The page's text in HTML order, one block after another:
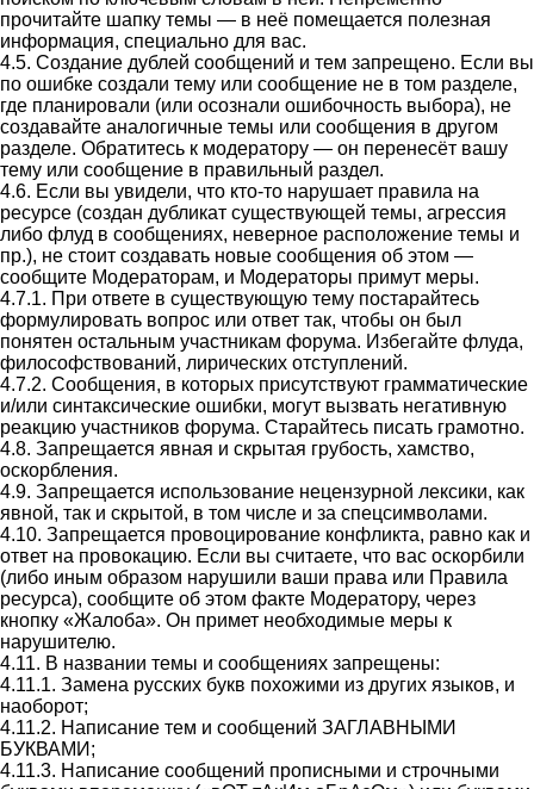
прочитайте шапку темы — в неё помещается полезная
информация, специально для вас.
4.5. Создание дублей сообщений и тем запрещено. Если вы
по ошибке создали тему или сообщение не в том разделе,
где планировали (или осознали ошибочность выбора), не
создавайте аналогичные темы или сообщения в другом
разделе. Обратитесь к модератору — он перенесёт вашу
тему или сообщение в правильный раздел.
4.6. Если вы увидели, что кто-то нарушает правила на
ресурсе (создан дубликат существующей темы, агрессия
либо флуд в сообщениях, неверное расположение темы и
пр.), не стоит создавать новые сообщения об этом —
сообщите Модераторам, и Модераторы примут меры.
4.7.1. При ответе в существующую тему постарайтесь
формулировать вопрос или ответ так, чтобы он был
понятен остальным участникам форума. Избегайте флуда,
философствований, лирических отступлений.
4.7.2. Сообщения, в которых присутствуют грамматические
и/или синтаксические ошибки, могут вызвать негативную
реакцию участников форума. Старайтесь писать грамотно.
4.8. Запрещается явная и скрытая грубость, хамство,
оскорбления.
4.9. Запрещается использование нецензурной лексики, как
явной, так и скрытой, в том числе и за спецсимволами.
4.10. Запрещается провоцирование конфликта, равно как и
ответ на провокацию. Если вы считаете, что вас оскорбили
(либо иным образом нарушили ваши права или Правила
ресурса), сообщите об этом факте Модератору, через
кнопку «Жалоба». Он примет необходимые меры к
нарушителю.
4.11. В названии темы и сообщениях запрещены:
4.11.1. Замена русских букв похожими из других языков, и
наоборот;
4.11.2. Написание тем и сообщений ЗАГЛАВНЫМИ
БУКВАМИ;
4.11.3. Написание сообщений прописными и строчными